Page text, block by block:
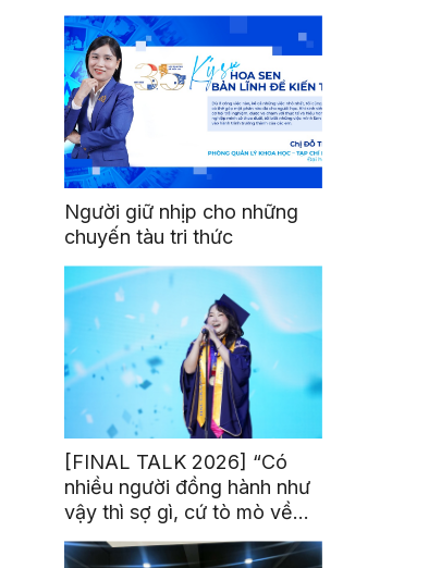
Người giữ nhịp cho những
chuyến tàu tri thức
[FINAL TALK 2026] “Có
nhiều người đồng hành như
vậy thì sợ gì, cứ tò mò về
thế giới thôi”